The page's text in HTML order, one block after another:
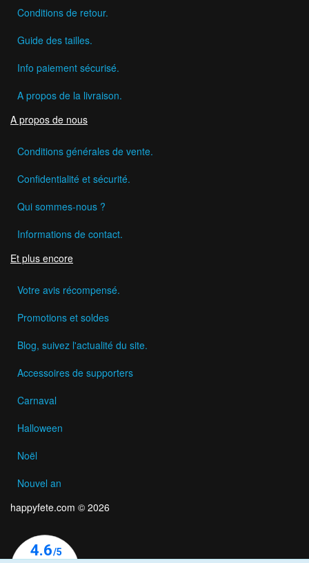
Conditions de retour.
Guide des tailles.
Info paiement sécurisé.
A propos de la livraison.
A propos de nous
Conditions générales de vente.
Confidentialité et sécurité.
Qui sommes-nous ?
Informations de contact.
Et plus encore
Votre avis récompensé.
Promotions et soldes
Blog, suivez l'actualité du site.
Accessoires de supporters
Carnaval
Halloween
Noël
Nouvel an
happyfete.com © 2026